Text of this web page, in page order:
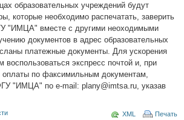
образовательных учреждений будут
которые необходимо распечатать, заверить
"ИМЦА" вместе с другими неоходимыми
документов в адрес образовательных
платежные документы. Для ускорения
воспользоваться экспресс почтой и, при
оплаты по факсимильным документам,
"ИМЦА" по e-mail: plany@imtsa.ru, указав
XML Печать